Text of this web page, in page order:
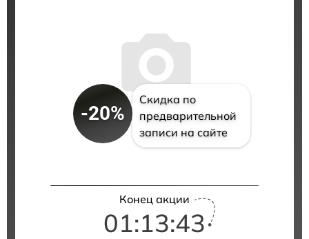
-20%
Скидка по
предварительной
записи на сайте
Конец акции
01:13:42